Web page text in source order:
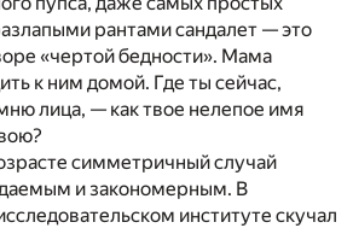
рантами сандалет — это
«чертой бедности». Мама
к ним домой. Где ты сейчас,
лица, — как твое нелепое имя
симметричный случай
и закономерным. В
институте скучал